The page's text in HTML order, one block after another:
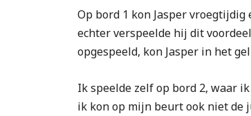
Op bord 1 kon Jasper
echter verspeelde hij dit
opgespeeld, kon Jasper in het
Ik speelde zelf op bord 2, waar
ik kon op mijn beurt ook niet de